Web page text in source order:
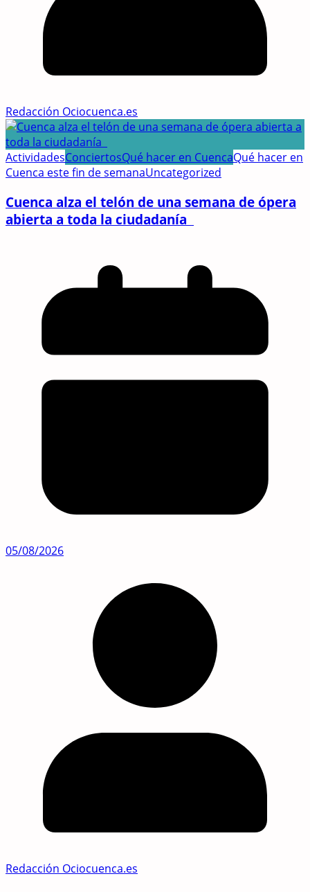
Redacción Ociocuenca.es
ActividadesConciertosQué hacer en CuencaQué hacer en
Cuenca este fin de semanaUncategorized
Cuenca alza el telón de una semana de ópera
abierta a toda la ciudadanía
05/08/2026
Redacción Ociocuenca.es